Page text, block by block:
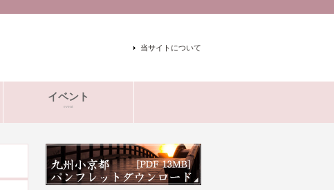
当サイトについて
イベント
event